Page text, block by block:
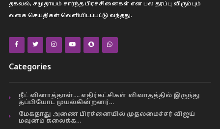
தகவல், சமுதாயம் சார்ந்த பிரச்சினைகள் என பல தரப்பு விரும்பும்
வகை செய்திகள் வெளியிடப்பட்டு வந்தது.
Categories
நீட் வினாத்தாள்…. எதிர்கட்சிகள் விவாதத்தில் இருந்து
தப்பியோட முயல்கின்றனர்…
மேகதாது அணை பிரச்னையில் முதலமைச்சர் விஜய்
மவுனம் கலைக்க…